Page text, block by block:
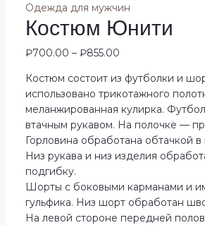
Одежда для мужчин
Костюм Юнити
₽700.00 – ₽855.00
Костюм состоит из футболки и
использовано трикотажного
меланжированная кулирка.
втачным рукавом. На полочке —
Горловина обработана обтачкой в
Низ рукава и низ изделия
подгибку.
Шорты с боковыми карманами и
гульфика. Низ шорт обработан
На левой стороне передней